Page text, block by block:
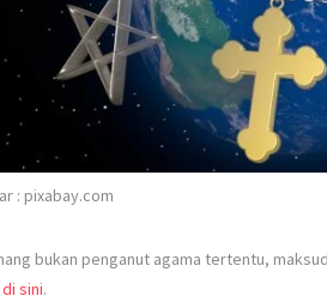
: pixabay.com
bukan penganut agama tertentu,
sini.